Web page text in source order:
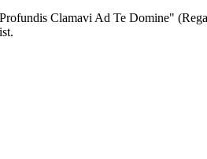
Clamavi Ad Te Domine"